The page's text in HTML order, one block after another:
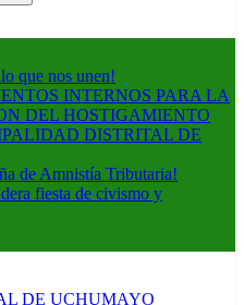
que nos unen!
INTERNOS PARA LA
DEL HOSTIGAMIENTO
DISTRITAL DE
de Amnistía Tributaria!
fiesta de civismo y